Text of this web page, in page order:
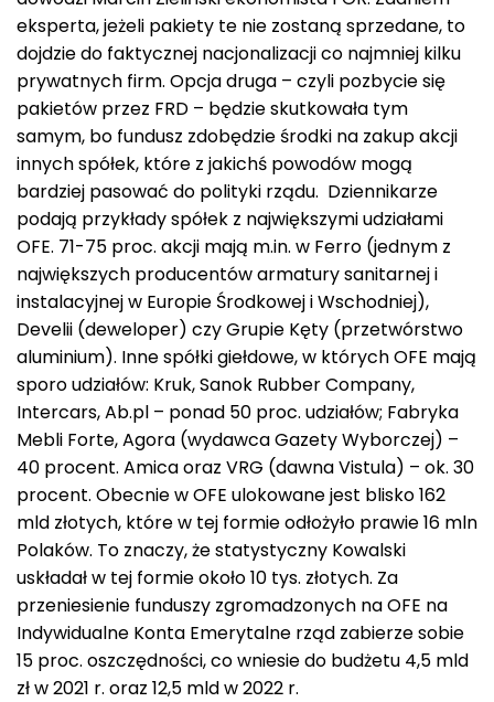
eksperta, jeżeli pakiety te nie zostaną sprzedane, to
dojdzie do faktycznej nacjonalizacji co najmniej kilku
prywatnych firm. Opcja druga – czyli pozbycie się
pakietów przez FRD – będzie skutkowała tym
samym, bo fundusz zdobędzie środki na zakup akcji
innych spółek, które z jakichś powodów mogą
bardziej pasować do polityki rządu. Dziennikarze
podają przykłady spółek z największymi udziałami
OFE. 71-75 proc. akcji mają m.in. w Ferro (jednym z
największych producentów armatury sanitarnej i
instalacyjnej w Europie Środkowej i Wschodniej),
Develii (deweloper) czy Grupie Kęty (przetwórstwo
aluminium). Inne spółki giełdowe, w których OFE mają
sporo udziałów: Kruk, Sanok Rubber Company,
Intercars, Ab.pl – ponad 50 proc. udziałów; Fabryka
Mebli Forte, Agora (wydawca Gazety Wyborczej) –
40 procent. Amica oraz VRG (dawna Vistula) – ok. 30
procent. Obecnie w OFE ulokowane jest blisko 162
mld złotych, które w tej formie odłożyło prawie 16 mln
Polaków. To znaczy, że statystyczny Kowalski
uskładał w tej formie około 10 tys. złotych. Za
przeniesienie funduszy zgromadzonych na OFE na
Indywidualne Konta Emerytalne rząd zabierze sobie
15 proc. oszczędności, co wniesie do budżetu 4,5 mld
zł w 2021 r. oraz 12,5 mld w 2022 r.